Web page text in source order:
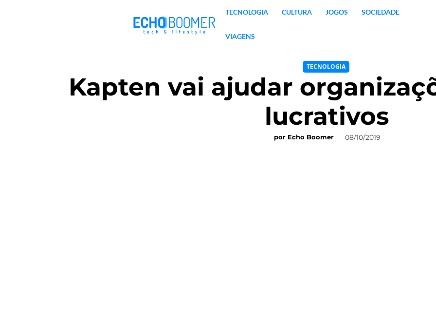
TECNOLOGIA CULTURA JOGOS SOCIEDADE
VIAGENS
TECNOLOGIA
Kapten vai ajudar
lucrativos
por Echo Boomer 08/10/2019